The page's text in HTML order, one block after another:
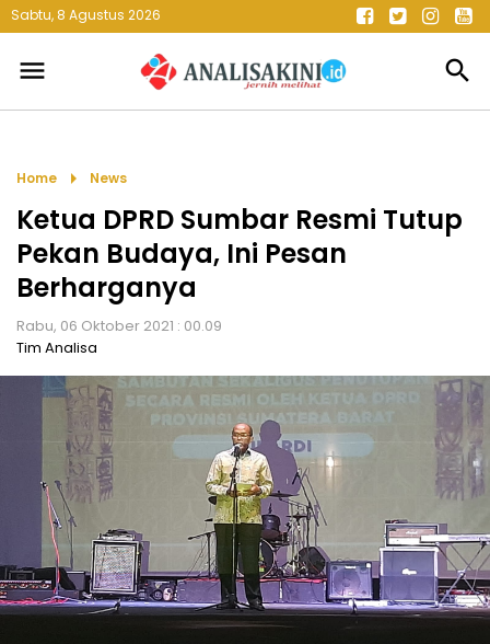
Sabtu, 8 Agustus 2026
menu search
Home arrow_right News
Ketua DPRD Sumbar Resmi Tutup
Pekan Budaya, Ini Pesan
Berharganya
Rabu, 06 Oktober 2021 : 00.09
Tim Analisa